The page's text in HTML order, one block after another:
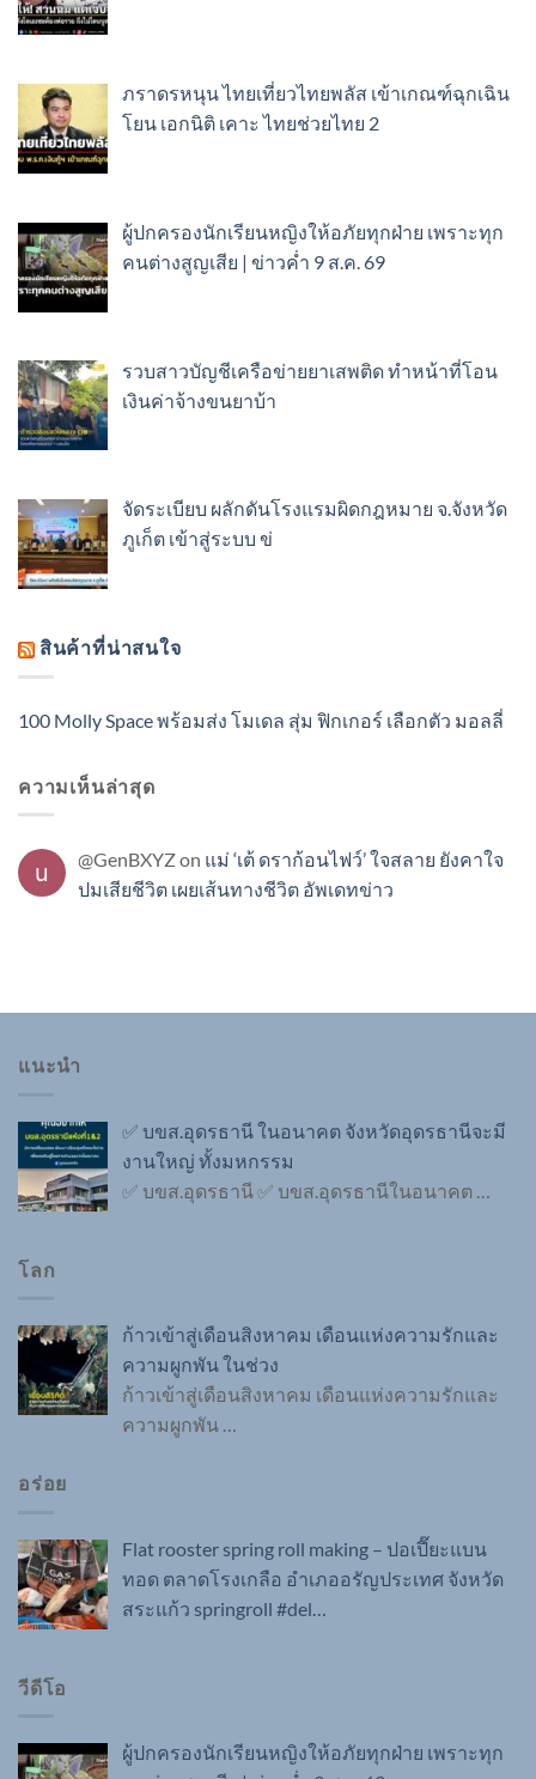
ภราดรหนุน ไทยเที่ยวไทยพลัส เข้าเกณฑ์ฉุกเฉิน
โยน เอกนิติ เคาะ ไทยช่วยไทย 2
ผู้ปกครองนักเรียนหญิงให้อภัยทุกฝ่าย เพราะทุก
คนต่างสูญเสีย | ข่าวค่ำ 9 ส.ค. 69
รวบสาวบัญชีเครือข่ายยาเสพติด ทำหน้าที่โอน
เงินค่าจ้างขนยาบ้า
จัดระเบียบ ผลักดันโรงแรมผิดกฎหมาย จ.จังหวัด
ภูเก็ต เข้าสู่ระบบ ข่
สินค้าที่น่าสนใจ
100 Molly Space พร้อมส่ง โมเดล สุ่ม ฟิกเกอร์ เลือกตัว มอลลี่
ความเห็นล่าสุด
@GenBXYZon แม่ ‘เต้ ดราก้อนไฟว์’ ใจสลาย ยังคาใจ
ปมเสียชีวิต เผยเส้นทางชีวิต อัพเดทข่าว
แนะนำ
✅ บขส.อุดรธานี ในอนาคต จังหวัดอุดรธานีจะมี
งานใหญ่ ทั้งมหกรรม
✅ บขส.อุดรธานี ✅ บขส.อุดรธานีในอนาคต …
โลก
ก้าวเข้าสู่เดือนสิงหาคม เดือนแห่งความรักและ
ความผูกพัน ในช่วง
ก้าวเข้าสู่เดือนสิงหาคม เดือนแห่งความรักและ
ความผูกพัน …
อร่อย
Flat rooster spring roll making – ปอเปี๊ยะแบน
ทอด ตลาดโรงเกลือ อำเภออรัญประเทศ จังหวัด
สระแก้ว springroll #del…
วีดีโอ
ผู้ปกครองนักเรียนหญิงให้อภัยทุกฝ่าย เพราะทุก